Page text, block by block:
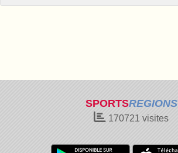
SPORTSREGIONS
170721 visites